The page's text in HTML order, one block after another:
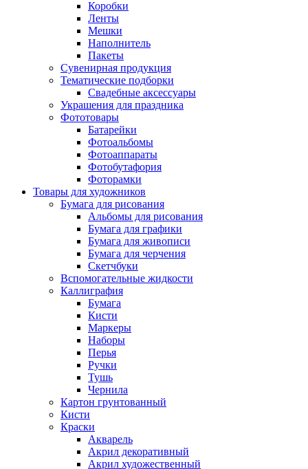
Коробки
Ленты
Мешки
Наполнитель
Пакеты
Сувенирная продукция
Тематические подборки
Свадебные аксессуары
Украшения для праздника
Фототовары
Батарейки
Фотоальбомы
Фотоаппараты
Фотобутафория
Фоторамки
Товары для художников
Бумага для рисования
Альбомы для рисования
Бумага для графики
Бумага для живописи
Бумага для черчения
Скетчбуки
Вспомогательные жидкости
Каллиграфия
Бумага
Кисти
Маркеры
Наборы
Перья
Ручки
Тушь
Чернила
Картон грунтованный
Кисти
Краски
Акварель
Акрил декоративный
Акрил художественный